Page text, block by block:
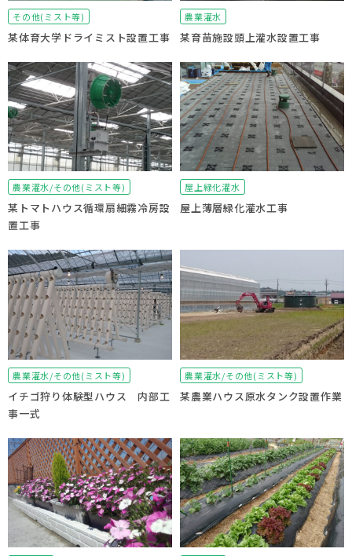
その他(ミスト等)
某体育大学ドライミスト設置工事
農業灌水
某育苗施設頭上灌水設置工事
農業灌水/その他(ミスト等)
某トマトハウス循環扇細霧冷房設
置工事
屋上緑化灌水
屋上薄層緑化灌水工事
農業灌水/その他(ミスト等)
イチゴ狩り体験型ハウス 内部工
事一式
農業灌水/その他(ミスト等)
某農業ハウス原水タンク設置作業